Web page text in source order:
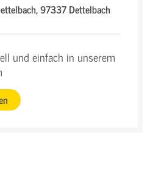
97337 Dettelbach
und einfach in unserem